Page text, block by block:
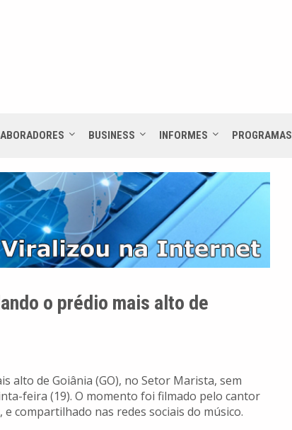
BUSINESS INFORMES PROGRAMAS
o prédio mais alto de
alto de Goiânia (GO), no Setor Marista, sem
feira (19). O momento foi filmado pelo cantor
compartilhado nas redes sociais do músico.